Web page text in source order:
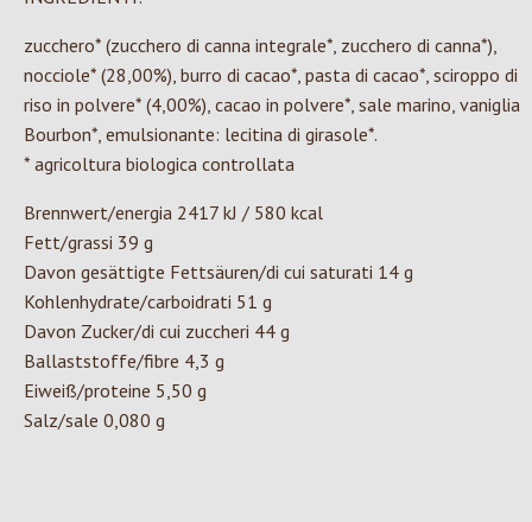
zucchero* (zucchero di canna integrale*, zucchero di canna*),
nocciole* (28,00%), burro di cacao*, pasta di cacao*, sciroppo di
riso in polvere* (4,00%), cacao in polvere*, sale marino, vaniglia
Bourbon*, emulsionante: lecitina di girasole*.
* agricoltura biologica controllata
Brennwert/energia 2417 kJ / 580 kcal
Fett/grassi 39 g
Davon gesättigte Fettsäuren/di cui saturati 14 g
Kohlenhydrate/carboidrati 51 g
Davon Zucker/di cui zuccheri 44 g
Ballaststoffe/fibre 4,3 g
Eiweiß/proteine 5,50 g
Salz/sale 0,080 g